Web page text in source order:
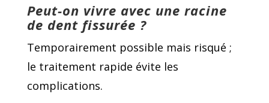
Peut-on vivre avec une racine
de dent fissurée ?
Temporairement possible mais risqué ;
le traitement rapide évite les
complications.